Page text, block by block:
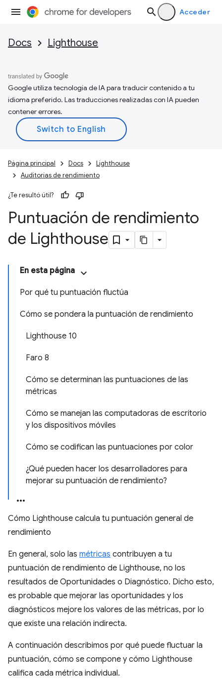
Acceder
Docs Lighthouse
Google utiliza tecnología de IA para traducir contenido a tu
idioma preferido. Las traducciones realizadas con IA pueden
contener errores.
Página principal Docs
Lighthouse
Auditorías de rendimiento
¿Te resultó útil?
Puntuación de rendimiento
de Lighthouse
En esta página
Por qué tu puntuación fluctúa
Cómo se pondera la puntuación de rendimiento
Lighthouse 10
Faro 8
Cómo se determinan las puntuaciones de las
métricas
Cómo se manejan las computadoras de escritorio
y los dispositivos móviles
Cómo se codifican las puntuaciones por color
¿Qué pueden hacer los desarrolladores para
mejorar su puntuación de rendimiento?
Cómo Lighthouse calcula tu puntuación general de
rendimiento
En general, solo las métricas contribuyen a tu
puntuación de rendimiento de Lighthouse, no los
resultados de Oportunidades o Diagnóstico. Dicho esto,
es probable que mejorar las oportunidades y los
diagnósticos mejore los valores de las métricas, por lo
que existe una relación indirecta.
A continuación describimos por qué puede fluctuar la
puntuación, cómo se compone y cómo Lighthouse
califica cada métrica individual.